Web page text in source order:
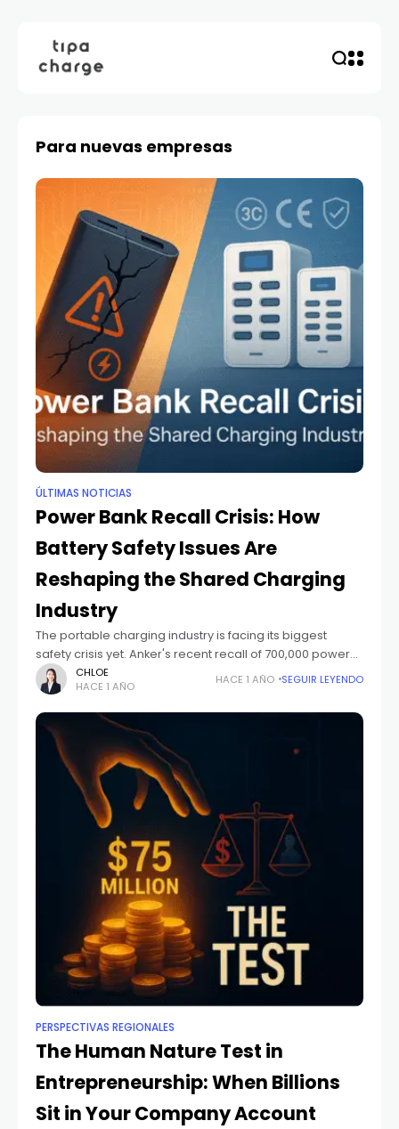
Para nuevas empresas
ÚLTIMAS NOTICIAS
Power Bank Recall Crisis: How
Battery Safety Issues Are
Reshaping the Shared Charging
Industry
The portable charging industry is facing its biggest
safety crisis yet. Anker's recent recall of 700,000 power
banks has sent shockwaves through the market, raising
serious questions about battery safety
CHLOE
HACE 1 AÑO
HACE 1 AÑO SEGUIR LEYENDO
PERSPECTIVAS REGIONALES
The Human Nature Test in
Entrepreneurship: When Billions
Sit in Your Company Account